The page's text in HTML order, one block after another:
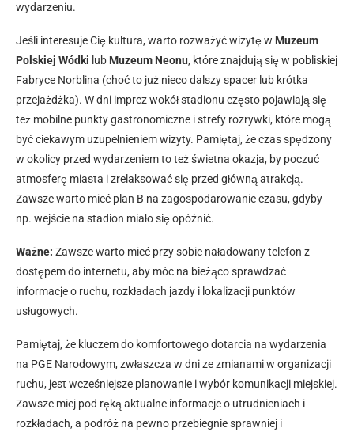
wydarzeniu.
Jeśli interesuje Cię kultura, warto rozważyć wizytę w Muzeum
Polskiej Wódki lub Muzeum Neonu, które znajdują się w pobliskiej
Fabryce Norblina (choć to już nieco dalszy spacer lub krótka
przejażdżka). W dni imprez wokół stadionu często pojawiają się
też mobilne punkty gastronomiczne i strefy rozrywki, które mogą
być ciekawym uzupełnieniem wizyty. Pamiętaj, że czas spędzony
w okolicy przed wydarzeniem to też świetna okazja, by poczuć
atmosferę miasta i zrelaksować się przed główną atrakcją.
Zawsze warto mieć plan B na zagospodarowanie czasu, gdyby
np. wejście na stadion miało się opóźnić.
Ważne: Zawsze warto mieć przy sobie naładowany telefon z
dostępem do internetu, aby móc na bieżąco sprawdzać
informacje o ruchu, rozkładach jazdy i lokalizacji punktów
usługowych.
Pamiętaj, że kluczem do komfortowego dotarcia na wydarzenia
na PGE Narodowym, zwłaszcza w dni ze zmianami w organizacji
ruchu, jest wcześniejsze planowanie i wybór komunikacji miejskiej.
Zawsze miej pod ręką aktualne informacje o utrudnieniach i
rozkładach, a podróż na pewno przebiegnie sprawniej i